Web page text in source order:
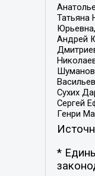
Татьяна
Андрей
Шуманов
Сухих
Сергей
Генри
*